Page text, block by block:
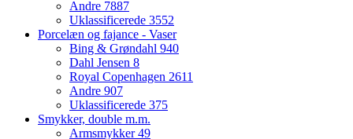
Andre 7887
Uklassificerede 3552
Porcelæn og fajance - Vaser
Bing & Grøndahl 940
Dahl Jensen 8
Royal Copenhagen 2611
Andre 907
Uklassificerede 375
Smykker, double m.m.
Armsmykker49